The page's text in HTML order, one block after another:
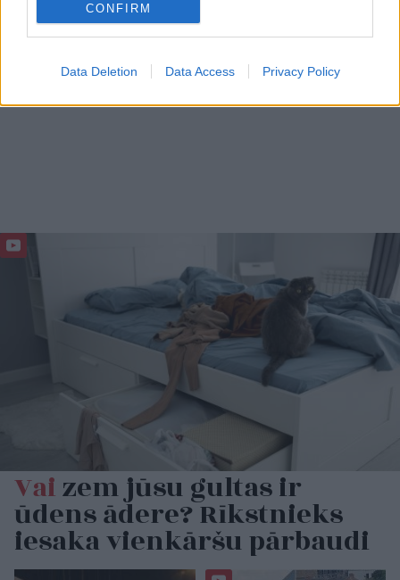
CONFIRM
Data Deletion Data Access Privacy Policy
Vaizem jūsu gultas ir
ūdens ādere? Rīkstnieks
iesaka vienkāršu pārbaudi